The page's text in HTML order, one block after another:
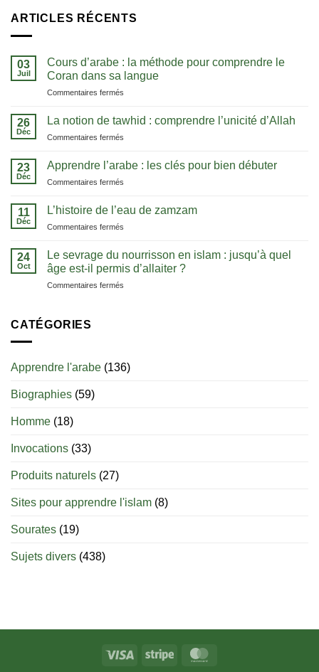
ARTICLES RÉCENTS
03
Juil
Cours d’arabe : la méthode pour comprendre le
Coran dans sa langue
Commentaires fermés
d’arabe
pour
dans
26
Déc
La notion de tawhid : comprendre l’unicité d’Allah
Commentaires fermés
notion
comprendre
23
Déc
Apprendre l’arabe : les clés pour bien débuter
Commentaires fermés
l’arabe
pour
bien
11
Déc
L’histoire de l’eau de zamzam
Commentaires fermés
l’eau
de
24
Oct
Le sevrage du nourrisson en islam : jusqu’à quel
âge est-il permis d’allaiter ?
Commentaires fermés
:
CATÉGORIES
Apprendre l'arabe (136)
Biographies (59)
Homme (18)
Invocations (33)
Produits naturels (27)
Sites pour apprendre l'islam (8)
Sourates (19)
Sujets divers (438)
Visa Stripe